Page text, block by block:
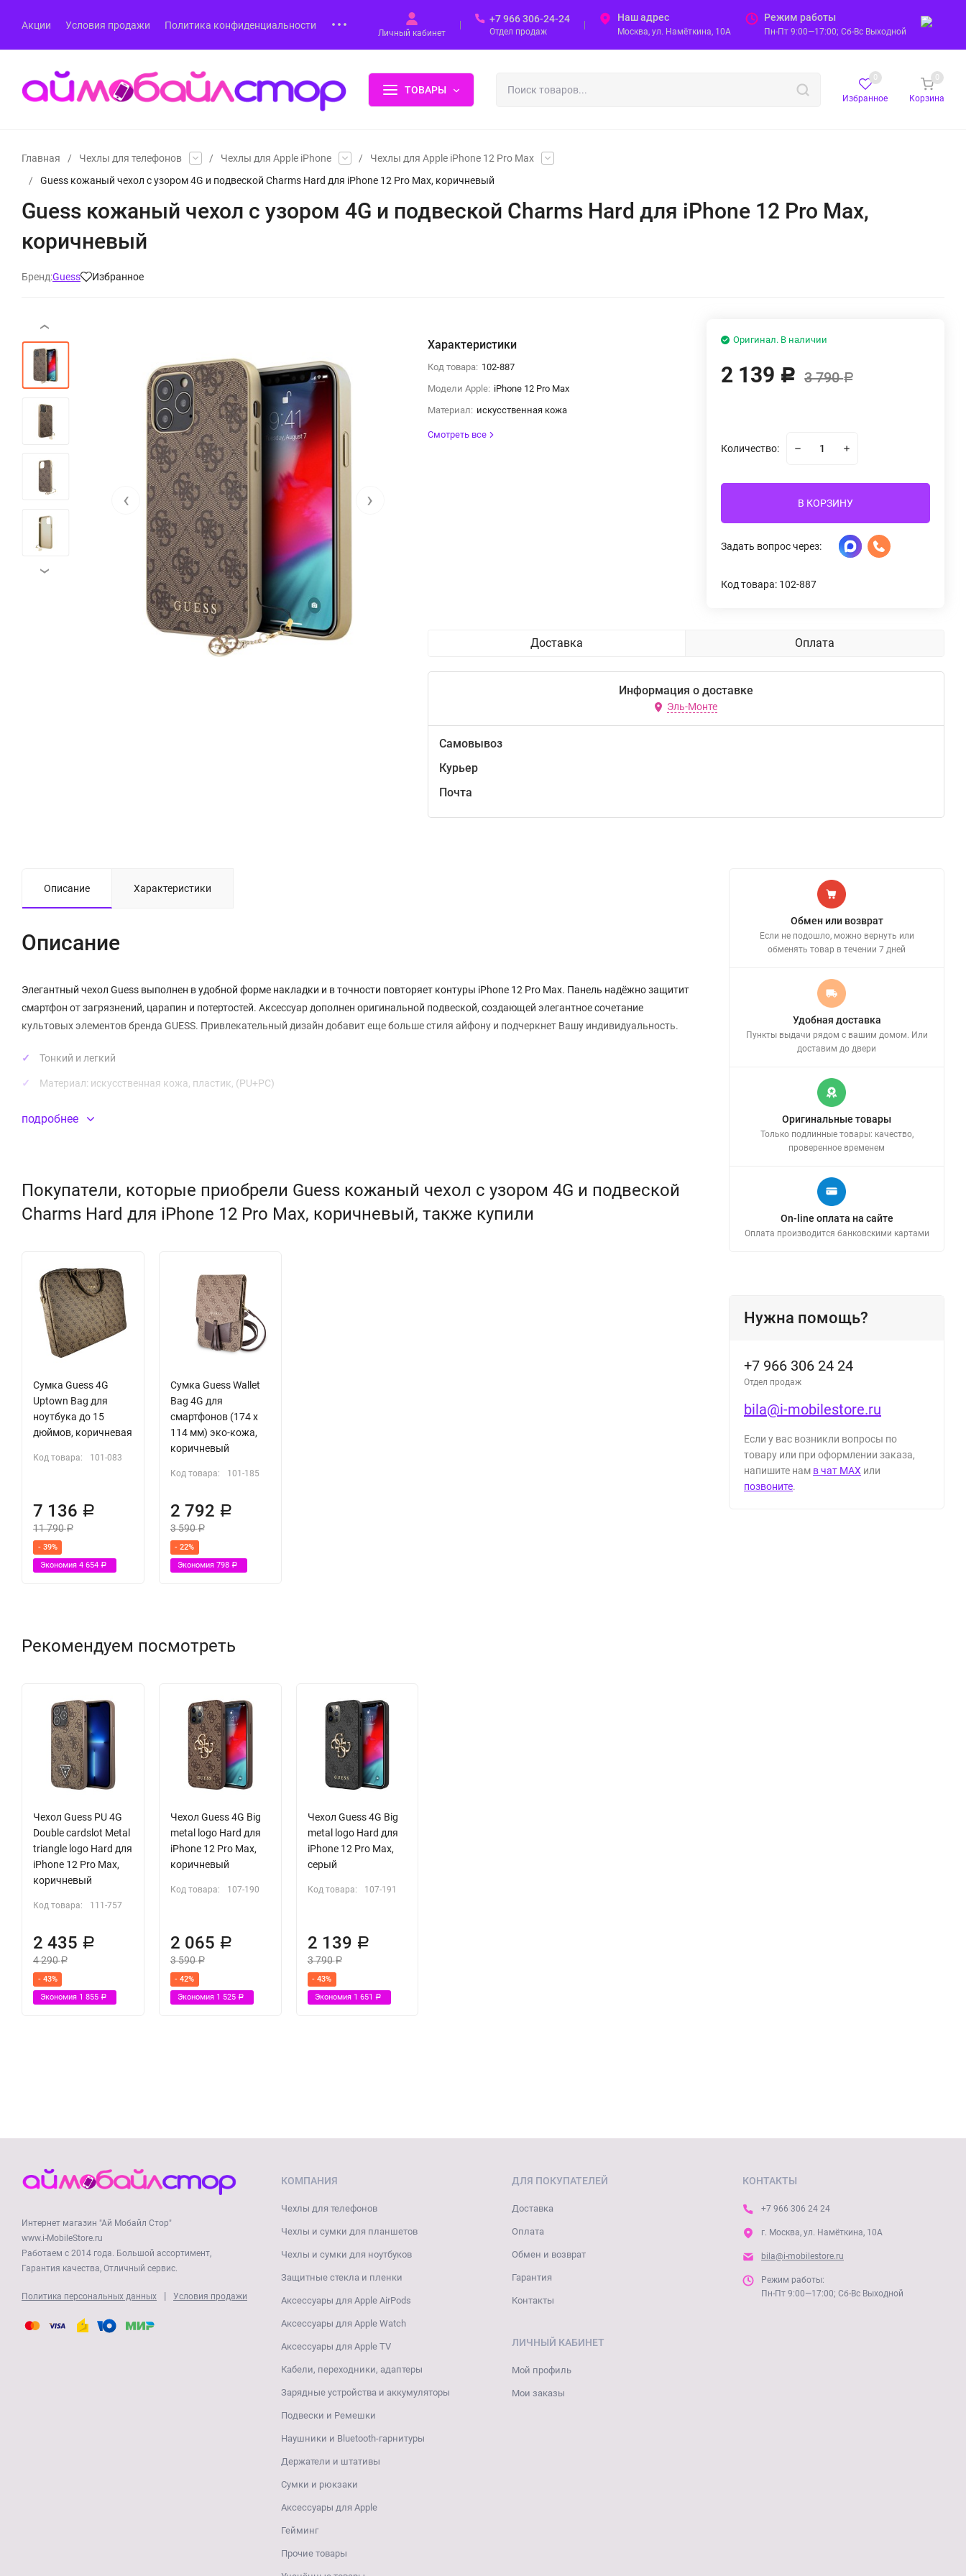
Акции Условия продажи Политика конфиденциальности
Личный кабинет
+7 966 306-24-24
Отдел продаж
Наш адрес
Москва, ул. Намёткина, 10А
Режим работы
Пн-Пт 9:00—17:00; Сб-Вс Выходной
ТОВАРЫ
Избранное
0
Корзина
0
Главная / Чехлы для телефонов / Чехлы для Apple iPhone /
Чехлы для Apple iPhone 12 Pro Max
/
Guess кожаный чехол с узором 4G и подвеской Charms Hard для iPhone 12 Pro Max, коричневый
Guess кожаный чехол с узором 4G и подвеской Charms Hard для iPhone 12 Pro Max,
коричневый
Бренд:Guess Избранное
‹ ›
‹
›
Характеристики
Код товара: 102-887
Модели Apple: iPhone 12 Pro Max
Материал: искусственная кожа
Смотреть все
Оригинал. В наличии
2 139 Р 3 790Р
Количество:
В КОРЗИНУ
Задать вопрос через:
Код товара: 102-887
Доставка Оплата
Информация о доставке
Эль-Монте
Самовывоз
Курьер
Почта
Описание Характеристики
Описание
Элегантный чехол Guess выполнен в удобной форме накладки и в точности повторяет контуры iPhone 12 Pro Max. Панель надёжно защитит
смартфон от загрязнений, царапин и потертостей. Аксессуар дополнен оригинальной подвеской, создающей элегантное сочетание
культовых элементов бренда GUESS. Привлекательный дизайн добавит еще больше стиля айфону и подчеркнет Вашу индивидуальность.
Тонкий и легкий
Материал: искусственная кожа , пластик, (PU+PC)
подробнее
Покупатели, которые приобрели Guess кожаный чехол с узором 4G и подвеской
Charms Hard для iPhone 12 Pro Max, коричневый, также купили
Сумка Guess 4G
Uptown Bag для
ноутбука до 15
дюймов, коричневая
Код товара: 101-083
7 136 Р
11 790Р
- 39%
Экономия 4 654 Р
Сумка Guess Wallet
Bag 4G для
смартфонов (174 х
114 мм) эко-кожа,
коричневый
Код товара: 101-185
2 792 Р
3 590Р
- 22%
Экономия 798 Р
Рекомендуем посмотреть
Чехол Guess PU 4G
Double cardslot Metal
triangle logo Hard для
iPhone 12 Pro Max,
коричневый
Код товара: 111-757
2 435 Р
4 290Р
- 43%
Экономия 1 855 Р
Чехол Guess 4G Big
metal logo Hard для
iPhone 12 Pro Max,
коричневый
Код товара: 107-190
2 065 Р
3 590Р
- 42%
Экономия 1 525 Р
Чехол Guess 4G Big
metal logo Hard для
iPhone 12 Pro Max,
серый
Код товара: 107-191
2 139 Р
3 790Р
- 43%
Экономия 1 651 Р
Обмен или возврат
Если не подошло, можно вернуть или
обменять товар в течении 7 дней
Удобная доставка
Пункты выдачи рядом с вашим домом. Или
доставим до двери
Оригинальные товары
Только подлинные товары: качество,
проверенное временем
On-line оплата на сайте
Оплата производится банковскими картами
Нужна помощь?
+7 966 306 24 24
Отдел продаж
bila@i-mobilestore.ru
Если у вас возникли вопросы по
товару или при оформлении заказа,
напишите нам в чат MAX или
позвоните.
Интернет магазин "Ай Мобайл Стор"
www.i-MobileStore.ru
Работаем с 2014 года. Большой ассортимент,
Гарантия качества, Отличный сервис.
Политика персональных данных | Условия продажи
КОМПАНИЯ
Чехлы для телефонов
Чехлы и сумки для планшетов
Чехлы и сумки для ноутбуков
Защитные стекла и пленки
Аксессуары для Apple AirPods
Аксессуары для Apple Watch
Аксессуары для Apple TV
Кабели, переходники, адаптеры
Зарядные устройства и аккумуляторы
Подвески и Ремешки
Наушники и Bluetooth-гарнитуры
Держатели и штативы
Сумки и рюкзаки
Аксессуары для Apple
Гейминг
Прочие товары
ДЛЯ ПОКУПАТЕЛЕЙ
Доставка
Оплата
Обмен и возврат
Гарантия
Контакты
ЛИЧНЫЙ КАБИНЕТ
Мой профиль
Мои заказы
КОНТАКТЫ
+7 966 306 24 24
г. Москва, ул. Намёткина, 10А
bila@i-mobilestore.ru
Режим работы:
Пн-Пт 9:00—17:00; Сб-Вс Выходной